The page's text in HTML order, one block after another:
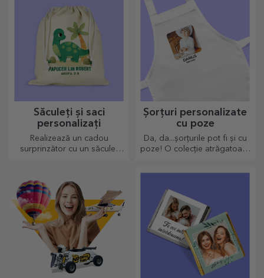
genți.
Săculeți și saci
personalizați
Realizează un cadou
surprinzător cu un săculeț
de "la mulți ani".
Șorțuri personalizate
cu poze
Da, da...șorțurile pot fi și cu
poze! O colecție atrăgatoare